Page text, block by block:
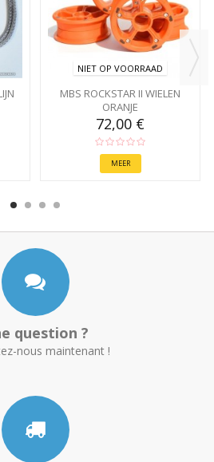
NIET OP VOORRAAD
MBS ROCKSTAR II WIELEN
ORANJE
72,00 €
MEER
question ?
nous maintenant !